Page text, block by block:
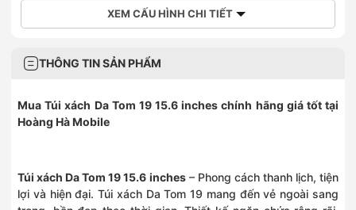
XEM CẤU HÌNH CHI TIẾT
THÔNG TIN SẢN PHẨM
MuaTúi xách Da Tom 19 15.6 incheschính hãng giá tốt tại
Hoàng Hà Mobile
Túi xách Da Tom 19 15.6 inches– Phong cách thanh lịch, tiện
lợi và hiện đại. Túi xách Da Tom 19 mang đến vẻ ngoài sang